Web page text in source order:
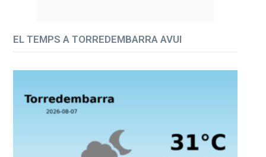
EL TEMPS A TORREDEMBARRA AVUI